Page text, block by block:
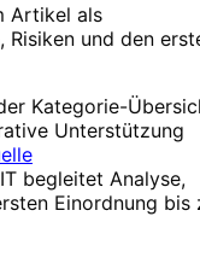
Artikel als
und den
Kategorie-
Unterstützung
begleitet Analyse,
Einordnung bis